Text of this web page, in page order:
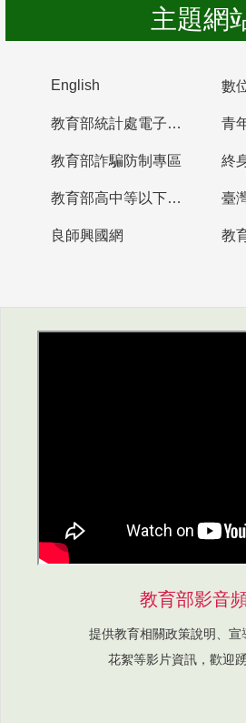
主題網
English 數
教育部統計處電子書櫃
教育部詐騙防制專區 終
教育部高中等以下學校及幼兒園教師資格檢定考試
良師興國網
教
教育部影音
提供教育相關政策說明、宣
花絮等影片資訊，歡迎